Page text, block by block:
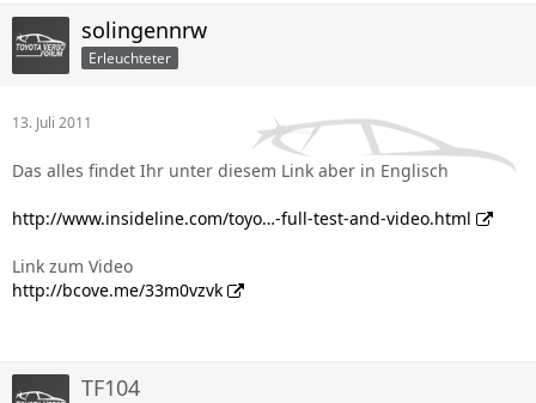
solingennrw
Erleuchteter
13. Juli 2011
Das alles findet Ihr unter diesem Link aber in Englisch
http://www.insideline.com/toyo…-full-test-and-video.html
Link zum Video
http://bcove.me/33m0vzvk
TF104